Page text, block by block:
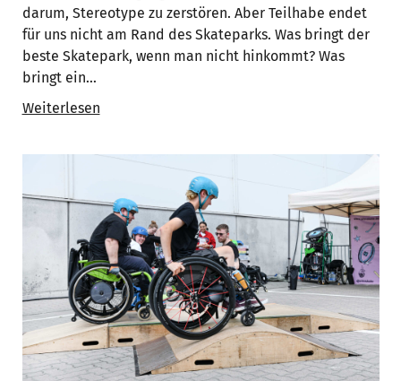
darum, Stereotype zu zerstören. Aber Teilhabe endet
für uns nicht am Rand des Skateparks. Was bringt der
beste Skatepark, wenn man nicht hinkommt? Was
bringt ein…
Weiterlesen